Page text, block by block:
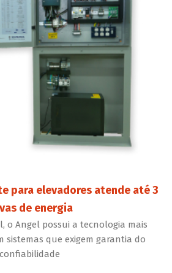
para elevadores atende até 3
de energia
o Angel possui a tecnologia mais
sistemas que exigem garantia do